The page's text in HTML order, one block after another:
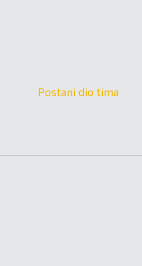
Postani dio tima